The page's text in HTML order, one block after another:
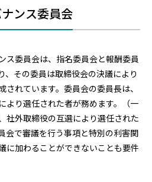
ンス委員会
ス委員会は、指名委員会と報酬委員
、その委員は取締役会の決議により
れています。委員会の委員長は、
より選任された者が務めます。（一
社外取締役の互選により選任された
会で審議を行う事項と特別の利害関
に加わることができないことも要件